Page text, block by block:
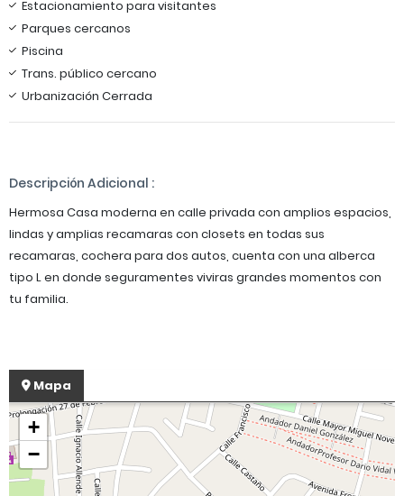
Estacionamiento para visitantes
Parques cercanos
Piscina
Trans. público cercano
Urbanización Cerrada
Descripción Adicional :
Hermosa Casa moderna en calle privada con amplios espacios,
lindas y amplias recamaras con closets en todas sus
recamaras, cochera para dos autos, cuenta con una alberca
tipo L en donde seguramentes viviras grandes momentos con
tu familia.
Mapa
+
−